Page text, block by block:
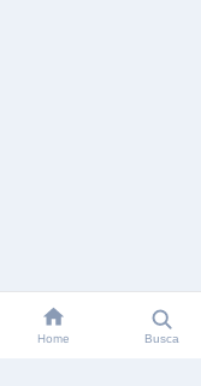
Home Busca